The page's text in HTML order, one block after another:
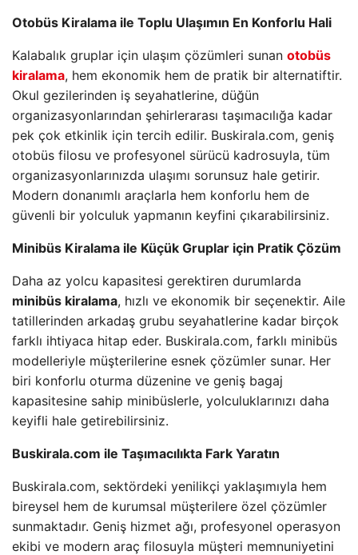
Otobüs Kiralama ile Toplu Ulaşımın En Konforlu Hali
Kalabalık gruplar için ulaşım çözümleri sunan otobüs
kiralama, hem ekonomik hem de pratik bir alternatiftir.
Okul gezilerinden iş seyahatlerine, düğün
organizasyonlarından şehirlerarası taşımacılığa kadar
pek çok etkinlik için tercih edilir. Buskirala.com, geniş
otobüs filosu ve profesyonel sürücü kadrosuyla, tüm
organizasyonlarınızda ulaşımı sorunsuz hale getirir.
Modern donanımlı araçlarla hem konforlu hem de
güvenli bir yolculuk yapmanın keyfini çıkarabilirsiniz.
Minibüs Kiralama ile Küçük Gruplar için Pratik Çözüm
Daha az yolcu kapasitesi gerektiren durumlarda
minibüs kiralama, hızlı ve ekonomik bir seçenektir. Aile
tatillerinden arkadaş grubu seyahatlerine kadar birçok
farklı ihtiyaca hitap eder. Buskirala.com, farklı minibüs
modelleriyle müşterilerine esnek çözümler sunar. Her
biri konforlu oturma düzenine ve geniş bagaj
kapasitesine sahip minibüslerle, yolculuklarınızı daha
keyifli hale getirebilirsiniz.
Buskirala.com ile Taşımacılıkta Fark Yaratın
Buskirala.com, sektördeki yenilikçi yaklaşımıyla hem
bireysel hem de kurumsal müşterilere özel çözümler
sunmaktadır. Geniş hizmet ağı, profesyonel operasyon
ekibi ve modern araç filosuyla müşteri memnuniyetini